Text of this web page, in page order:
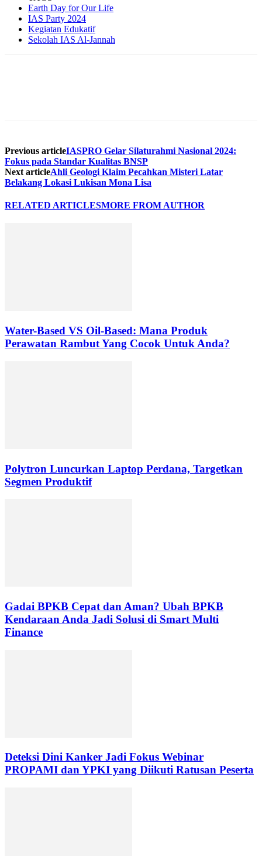
Earth Day for Our Life
IAS Party 2024
Kegiatan Edukatif
Sekolah IAS Al-Jannah
Previous articleIASPRO Gelar Silaturahmi Nasional 2024:
Fokus pada Standar Kualitas BNSP
Next articleAhli Geologi Klaim Pecahkan Misteri Latar
Belakang Lokasi Lukisan Mona Lisa
RELATED ARTICLESMORE FROM AUTHOR
Water-Based VS Oil-Based: Mana Produk
Perawatan Rambut Yang Cocok Untuk Anda?
Polytron Luncurkan Laptop Perdana, Targetkan
Segmen Produktif
Gadai BPKB Cepat dan Aman? Ubah BPKB
Kendaraan Anda Jadi Solusi di Smart Multi
Finance
Deteksi Dini Kanker Jadi Fokus Webinar
PROPAMI dan YPKI yang Diikuti Ratusan Peserta